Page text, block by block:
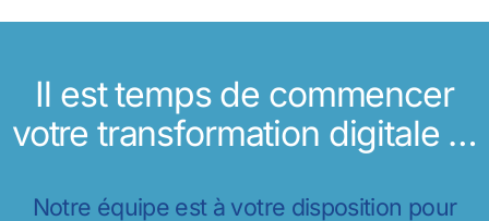
Il est temps de commencer
votre transformation digitale …
Notre équipe est à votre disposition pour